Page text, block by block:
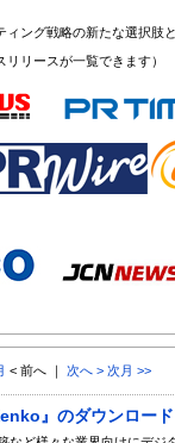
ング戦略の新たな選択肢
リースが一覧できます）
< 前へ ｜ 次へ > 次月 >>
』のダウンロー